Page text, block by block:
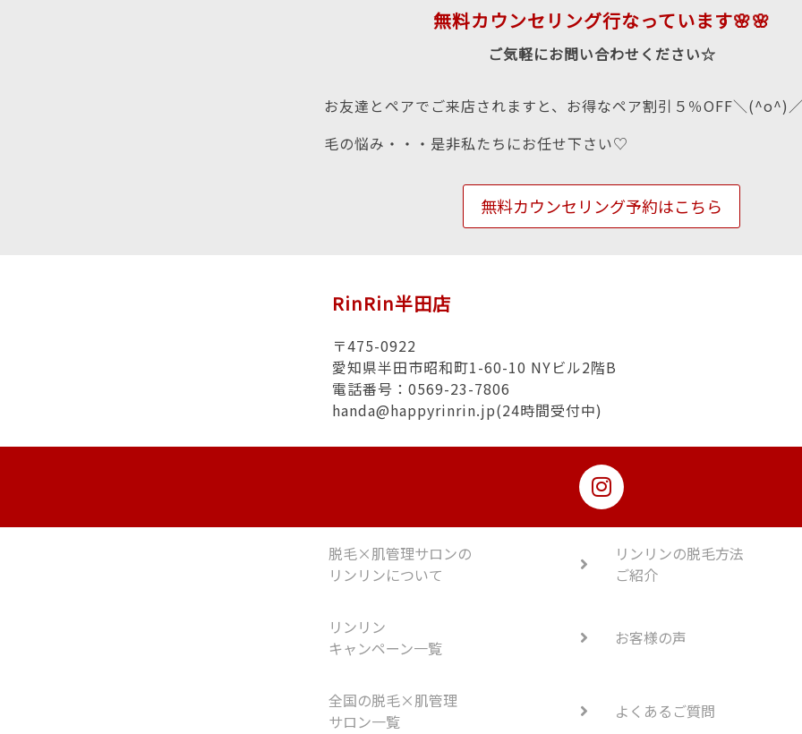
無料カウンセリング行なっています🌸🌸
ご気軽にお問い合わせください☆
お友達とペアでご来店されますと、お得なペア割引５％OFF＼(^o^)
毛の悩み・・・是非私たちにお任せ下さい♡
無料カウンセリング予約はこちら
RinRin半田店
〒475-0922
愛知県半田市昭和町1-60-10 NYビル2階B
電話番号：0569-23-7806
handa@happyrinrin.jp(24時間受付中)
脱毛×肌管理サロンの
リンリンについて
リンリンの脱毛方法
ご紹介
リンリン
キャンペーン一覧
お客様の声
全国の脱毛×肌管理
サロン一覧
よくあるご質問